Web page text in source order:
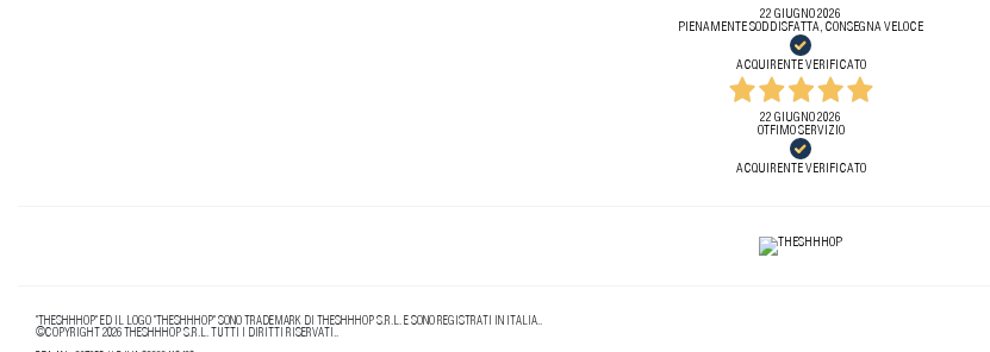
22 GIUGNO 2026
PIENAMENTE SODDISFATTA, CONSEGNA VELOCE
ACQUIRENTE VERIFICATO
22 GIUGNO 2026
OTFIMO SERVIZIO
ACQUIRENTE VERIFICATO
"THESHHHOP" ED IL LOGO "THESHHHOP" SONO TRADEMARK DI THESHHHOP S.R.L. E SONO REGISTRATI IN ITALIA..
©COPYRIGHT 2026 THESHHHOP S.R.L. TUTTI I DIRITTI RISERVATI..